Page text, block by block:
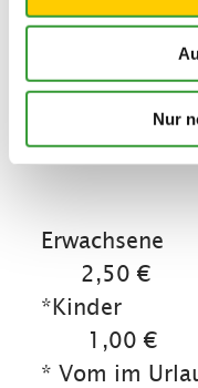
Nur
Kurbeitrag
•
---01.06. bis
31.05.
2,50
1,00
* Vom im